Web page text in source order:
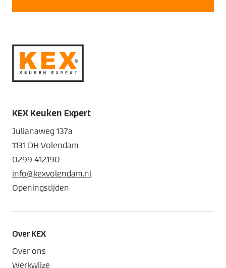
Over KEX
Over ons
Werkwijze
KEX Keuken Expert
Julianaweg 137a
1131 DH Volendam
0299 412190
info@kexvolendam.nl
Openingstijden